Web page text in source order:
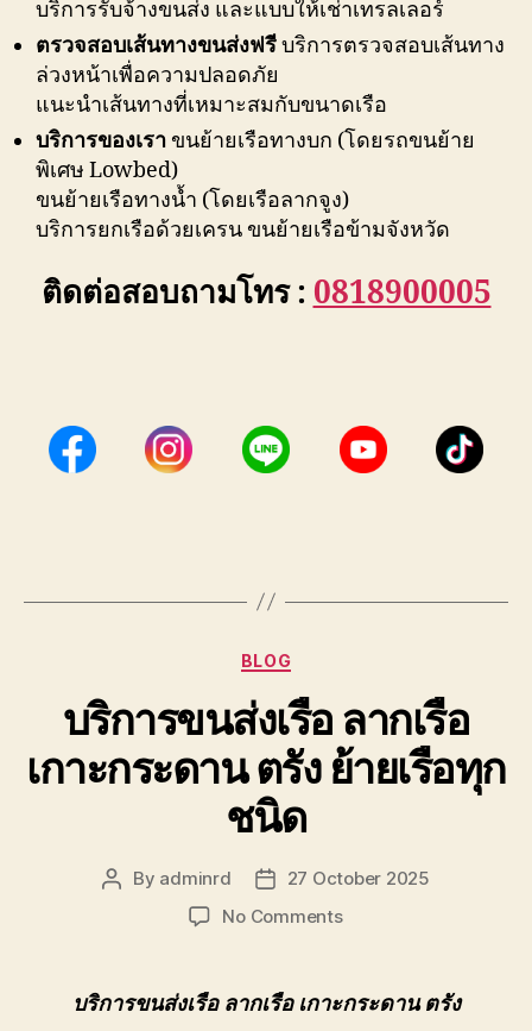
บริการรับจ้างขนส่ง และแบบให้เช่าเทรลเลอร์
ตรวจสอบเส้นทางขนส่งฟรีบริการตรวจสอบเส้นทาง
ล่วงหน้าเพื่อความปลอดภัย
แนะนำเส้นทางที่เหมาะสมกับขนาดเรือ
บริการของเรา ขนย้ายเรือทางบก (โดยรถขนย้าย
พิเศษ Lowbed)
ขนย้ายเรือทางน้ำ (โดยเรือลากจูง)
บริการยกเรือด้วยเครน ขนย้ายเรือข้ามจังหวัด
ติดต่อสอบถามโทร : 0818900005
Categories
BLOG
บริการขนส่งเรือ ลากเรือ
เกาะกระดาน ตรัง ย้ายเรือทุก
ชนิด
Post
By adminrd
Post27 October 2025
No Commentson
เรือ
บริการขนส่งเรือ ลากเรือ เกาะกระดาน ตรัง